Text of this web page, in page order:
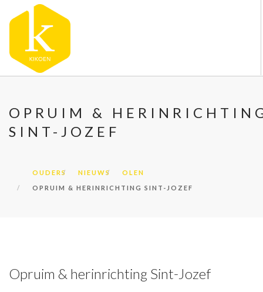
ONZE VESTIGINGEN
VACATURES
CONTACT
FAQ
OPRUIM &
SINT-JOZEF
OUDERS NIEUWS
OLEN
OPRUIM & HERINRICHTING SINT-JOZEF
Opruim & herinrichting Sint-Jozef